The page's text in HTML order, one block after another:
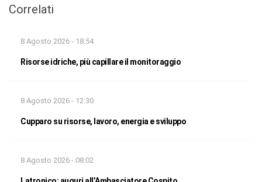
Correlati
8 Agosto 2026 - 18:54
Risorse idriche, più capillare il monitoraggio
8 Agosto 2026 - 12:30
Cupparo su risorse, lavoro, energia e sviluppo
8 Agosto 2026 - 08:02